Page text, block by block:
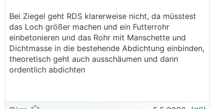
Bei Ziegel geht RDS klarerweise nicht, da müsstest
das Loch größer machen und ein Futterrohr
einbetonieren und das Rohr mit Manschette und
Dichtmasse in die bestehende Abdichtung einbinden,
theoretisch geht auch ausschäumen und dann
ordentlich abdichten